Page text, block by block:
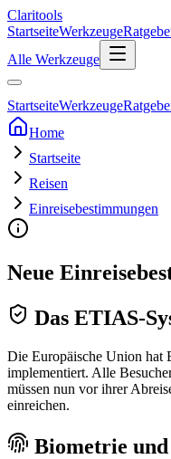
Claritools
StartseiteWerkzeuge
Alle Werkzeuge
StartseiteWerkzeuge
Home
Startseite
Reisen
Einreisebestimmungen
Neue
Das ETIAS-
Die Europäische Union hat
implementiert. Alle
müssen nun vor ihrer
einreichen.
Biometrie und